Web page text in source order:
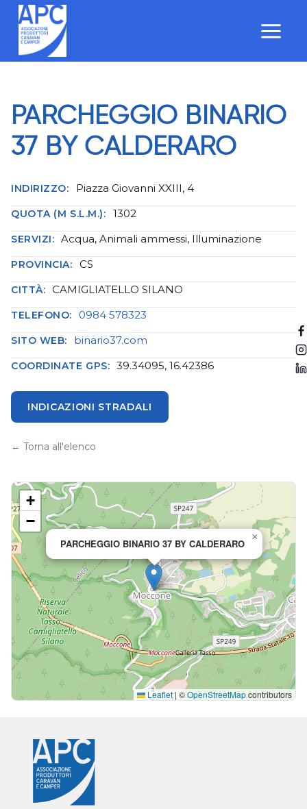
Salta
contenuto
PARCHEGGIO BINARIO
37 BY CALDERARO
INDIRIZZO: Piazza Giovanni XXIII, 4
QUOTA (M S.L.M.): 1302
SERVIZI: Acqua, Animali ammessi, Illuminazione
PROVINCIA: CS
CITTÀ: CAMIGLIATELLO SILANO
TELEFONO: 0984 578323
SITO WEB: binario37.com
COORDINATE GPS: 39.34095, 16.42386
INDICAZIONI STRADALI
← Torna all'elenco
PARCHEGGIO BINARIO 37 BY CALDERARO
×
+
−
Leaflet | ©OpenStreetMapcontributors